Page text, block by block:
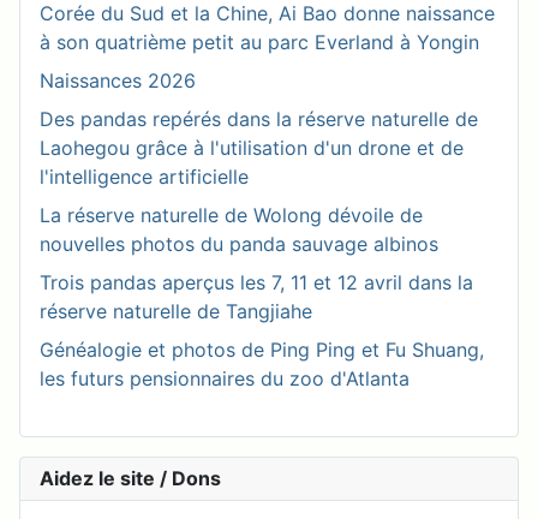
Corée du Sud et la Chine, Ai Bao donne naissance
à son quatrième petit au parc Everland à Yongin
Naissances 2026
Des pandas repérés dans la réserve naturelle de
Laohegou grâce à l'utilisation d'un drone et de
l'intelligence artificielle
La réserve naturelle de Wolong dévoile de
nouvelles photos du panda sauvage albinos
Trois pandas aperçus les 7, 11 et 12 avril dans la
réserve naturelle de Tangjiahe
Généalogie et photos de Ping Ping et Fu Shuang,
les futurs pensionnaires du zoo d'Atlanta
Aidez le site / Dons